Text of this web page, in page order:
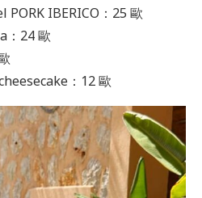
IBERICO：25 歐
：24 歐
：12 歐